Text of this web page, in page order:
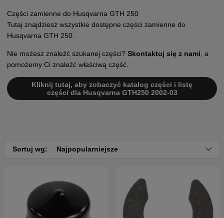
Części zamienne do Husqvarna GTH 250
Tutaj znajdziesz wszystkie dostępne części zamienne do
Husqvarna GTH 250.
Nie możesz znaleźć szukanej części? Skontaktuj się z nami , a
pomożemy Ci znaleźć właściwą część.
Kliknij tutaj, aby zobaczyć katalog części i listę
części dla Husqvarna GTH250 2002-03
Sortuj wg: Najpopularniejsze